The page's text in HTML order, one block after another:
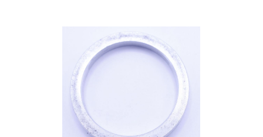
Bildergalerie überspringen